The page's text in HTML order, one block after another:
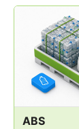
ABS